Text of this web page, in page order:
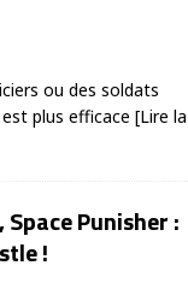
ou des soldats
est plus efficace [Lire la
Punisher :
!